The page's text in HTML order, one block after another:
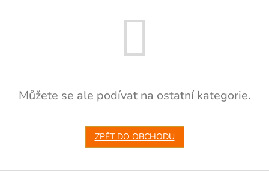
Můžete se ale podívat na ostatní kategorie.
ZPĚT DO OBCHODU
Z